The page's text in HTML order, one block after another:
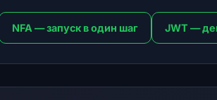
NFA — запуск в один шаг JWT —